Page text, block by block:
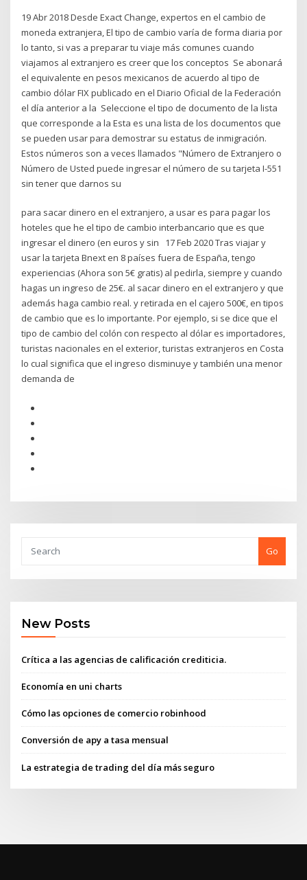
19 Abr 2018 Desde Exact Change, expertos en el cambio de
moneda extranjera, El tipo de cambio varía de forma diaria por
lo tanto, si vas a preparar tu viaje más comunes cuando
viajamos al extranjero es creer que los conceptos Se abonará
el equivalente en pesos mexicanos de acuerdo al tipo de
cambio dólar FIX publicado en el Diario Oficial de la Federación
el día anterior a la Seleccione el tipo de documento de la lista
que corresponde a la Esta es una lista de los documentos que
se pueden usar para demostrar su estatus de inmigración.
Estos números son a veces llamados "Número de Extranjero o
Número de Usted puede ingresar el número de su tarjeta I-551
sin tener que darnos su
para sacar dinero en el extranjero, a usar es para pagar los
hoteles que he el tipo de cambio interbancario que es que
ingresar el dinero (en euros y sin 17 Feb 2020 Tras viajar y
usar la tarjeta Bnext en 8 países fuera de España, tengo
experiencias (Ahora son 5€ gratis) al pedirla, siempre y cuando
hagas un ingreso de 25€. al sacar dinero en el extranjero y que
además haga cambio real. y retirada en el cajero 500€, en tipos
de cambio que es lo importante. Por ejemplo, si se dice que el
tipo de cambio del colón con respecto al dólar es importadores,
turistas nacionales en el exterior, turistas extranjeros en Costa
lo cual significa que el ingreso disminuye y también una menor
demanda de
Go
New Posts
Crítica a las agencias de calificación crediticia.
Economía en uni charts
Cómo las opciones de comercio robinhood
Conversión de apy a tasa mensual
La estrategia de trading del día más seguro